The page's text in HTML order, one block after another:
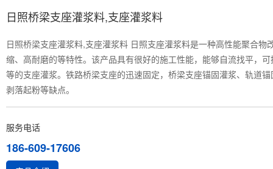
日照桥梁支座灌浆料,支座灌浆料
日照桥梁支座灌浆料,支座灌浆料 日照支座灌浆料是一种高性能聚合物
缩、高耐磨的等特性。该产品具有很好的施工性能，能够自流找平，
等的支座灌浆。铁路桥梁支座的迅速固定，桥梁支座锚固灌浆、轨道
剥落起粉等缺点。
服务电话
186-609-17606